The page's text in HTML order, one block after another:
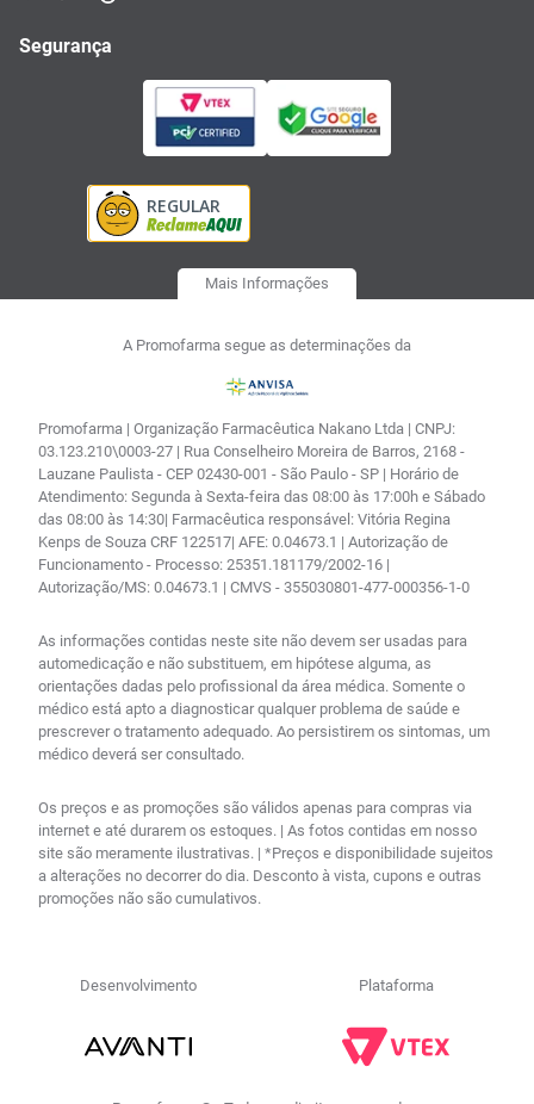
Segurança
Mais Informações
A Promofarma segue as determinações da
Promofarma | Organização Farmacêutica Nakano Ltda | CNPJ:
03.123.210\0003-27 | Rua Conselheiro Moreira de Barros, 2168 -
Lauzane Paulista - CEP 02430-001 - São Paulo - SP | Horário de
Atendimento: Segunda à Sexta-feira das 08:00 às 17:00h e Sábado
das 08:00 às 14:30| Farmacêutica responsável: Vitória Regina
Kenps de Souza CRF 122517| AFE: 0.04673.1 | Autorização de
Funcionamento - Processo: 25351.181179/2002-16 |
Autorização/MS: 0.04673.1 | CMVS - 355030801-477-000356-1-0
As informações contidas neste site não devem ser usadas para
automedicação e não substituem, em hipótese alguma, as
orientações dadas pelo profissional da área médica. Somente o
médico está apto a diagnosticar qualquer problema de saúde e
prescrever o tratamento adequado. Ao persistirem os sintomas, um
médico deverá ser consultado.
Os preços e as promoções são válidos apenas para compras via
internet e até durarem os estoques. | As fotos contidas em nosso
site são meramente ilustrativas. | *Preços e disponibilidade sujeitos
a alterações no decorrer do dia. Desconto à vista, cupons e outras
promoções não são cumulativos.
Desenvolvimento Plataforma